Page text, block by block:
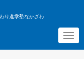
り進学塾なかざわ
N
a
v